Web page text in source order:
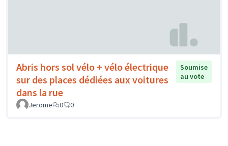
Abris hors sol vélo + vélo électrique
sur des places dédiées aux voitures
dans la rue
Soumise
au vote
Jerome 0 0